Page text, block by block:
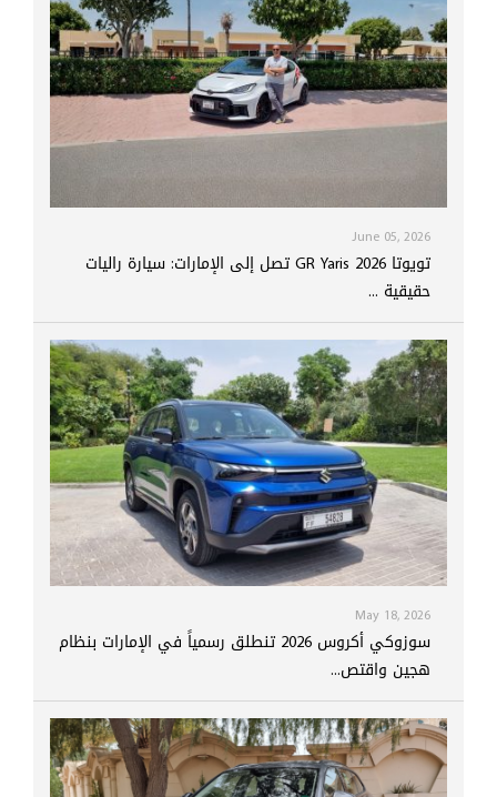
June 05, 2026
تويوتا GR Yaris 2026 تصل إلى الإمارات: سيارة راليات
حقيقية ...
May 18, 2026
سوزوكي أكروس 2026 تنطلق رسمياً في الإمارات بنظام
هجين واقتص...